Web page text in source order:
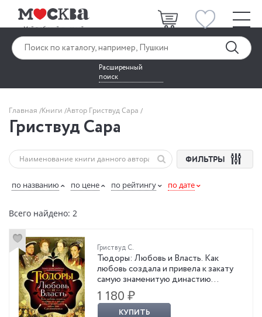
Расширенный
поиск
Главная Книги Автор Гриствуд Сара
Гриствуд Сара
ФИЛЬТРЫ
по названию по цене по рейтингу по дате
Всего найдено: 2
Гриствуд С.
Тюдоры: Любовь и Власть. Как
любовь создала и привела к закату
самую знаменитую династию
Средневековья
1 180 ₽
КУПИТЬ